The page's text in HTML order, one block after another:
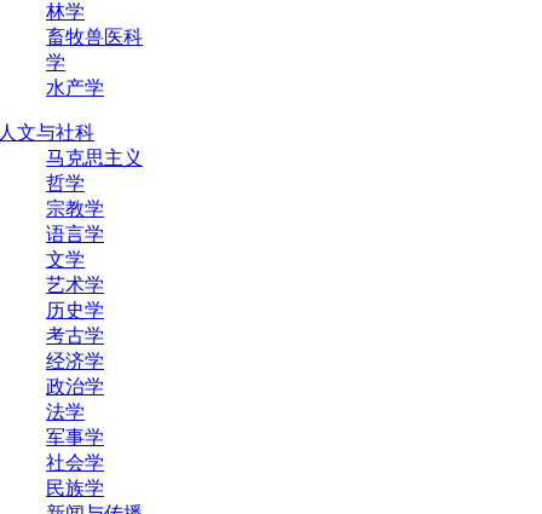
林学
畜牧兽医科
学
水产学
文与社科
马克思主义
哲学
宗教学
语言学
文学
艺术学
历史学
考古学
经济学
政治学
法学
军事学
社会学
民族学